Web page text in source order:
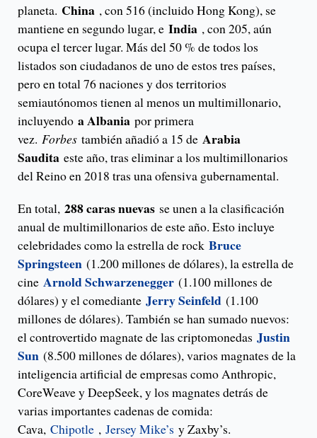
planeta. China , con 516 (incluido Hong Kong), se
mantiene en segundo lugar, e India , con 205, aún
ocupa el tercer lugar. Más del 50 % de todos los
listados son ciudadanos de uno de estos tres países,
pero en total 76 naciones y dos territorios
semiautónomos tienen al menos un multimillonario,
incluyendo a Albania por primera
vez. Forbes también añadió a 15 de Arabia
Saudita este año, tras eliminar a los multimillonarios
del Reino en 2018 tras una ofensiva gubernamental.
En total, 288 caras nuevas se unen a la clasificación
anual de multimillonarios de este año. Esto incluye
celebridades como la estrella de rock Bruce
Springsteen (1.200 millones de dólares), la estrella de
cine Arnold Schwarzenegger (1.100 millones de
dólares) y el comediante Jerry Seinfeld (1.100
millones de dólares). También se han sumado nuevos:
el controvertido magnate de las criptomonedas Justin
Sun (8.500 millones de dólares), varios magnates de la
inteligencia artificial de empresas como Anthropic,
CoreWeave y DeepSeek, y los magnates detrás de
varias importantes cadenas de comida:
Cava, Chipotle , Jersey Mike’s y Zaxby’s.